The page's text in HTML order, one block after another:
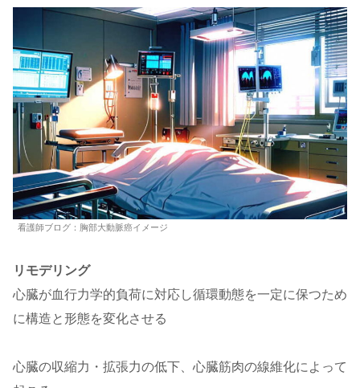
看護師ブログ：胸部大動脈癌イメージ
リモデリング
心臓が血行力学的負荷に対応し循環動態を一定に保つため
に構造と形態を変化させる
心臓の収縮力・拡張力の低下、心臓筋肉の線維化によって